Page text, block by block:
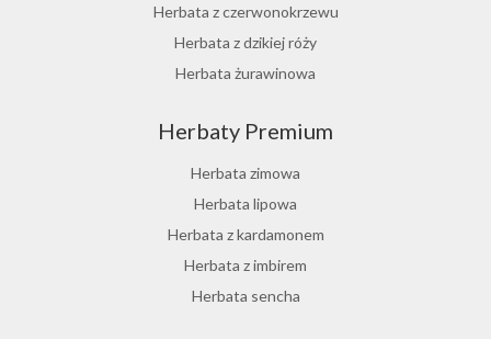
Herbata z czerwonokrzewu
Herbata z dzikiej róży
Herbata żurawinowa
Ostrokrzew paragwajski
Hibiskus herbata
Herbata różana
Herbata z lukrecji
Herbata z rokitnika
Herbata jesienna
Herbaty Premium
Herbata zimowa
Herbata lipowa
Herbata z kardamonem
Herbata z imbirem
Herbata sencha